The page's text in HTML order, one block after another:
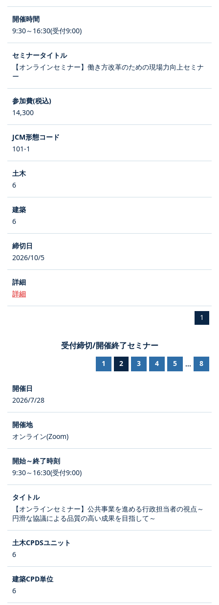
9:30～16:30(受付9:00)
【オンラインセミナー】働き方改革のための現場力向上セミナ
ー
14,300
101-1
6
6
2026/10/5
詳細
1
受付締切/開催終了セミナー
1 2 3 4 5 ... 8
2026/7/28
オンライン(Zoom)
9:30～16:30(受付9:00)
【オンラインセミナー】公共事業を進める行政担当者の視点～
円滑な協議による品質の高い成果を目指して～
6
6